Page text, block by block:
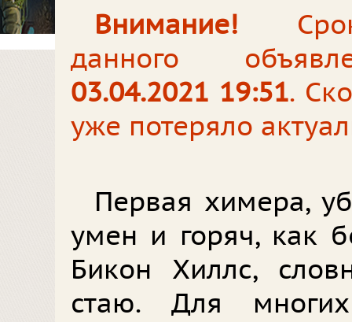
Внимание!
данного
03.04.2021 19:51.
уже потеряло
Первая химера,
умен и горяч, как
Бикон Хиллс,
стаю. Для